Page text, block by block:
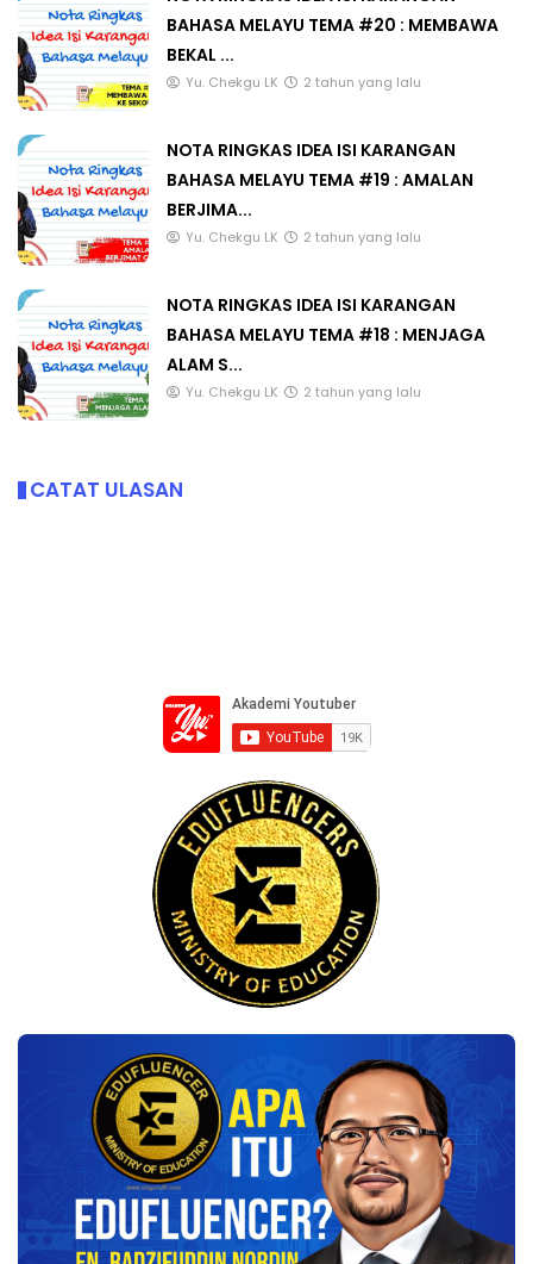
BAHASA MELAYU TEMA #20 : MEMBAWA
BEKAL ...
Yu. Chekgu LK 2 tahun yang lalu
NOTA RINGKAS IDEA ISI KARANGAN
BAHASA MELAYU TEMA #19 : AMALAN
BERJIMA...
Yu. Chekgu LK 2 tahun yang lalu
NOTA RINGKAS IDEA ISI KARANGAN
BAHASA MELAYU TEMA #18 : MENJAGA
ALAM S...
Yu. Chekgu LK 2 tahun yang lalu
CATAT ULASAN